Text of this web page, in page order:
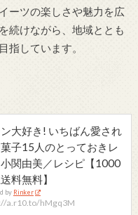
ーツの楽しさや魅力を広
続けながら、地域ととも
指しています。
大好き! いちばん愛され
子15人のとっておきレ
関由美／レシピ【1000
料無料】
by Rinker
a.r10.to/hMgq3M